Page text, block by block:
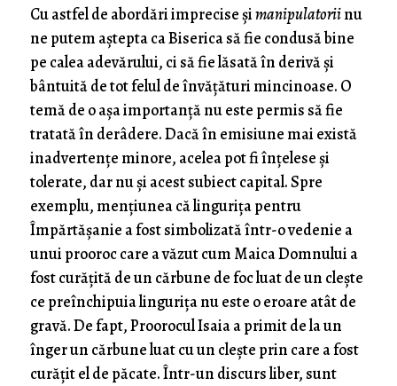
Cu astfel de abordări imprecise șimanipulatoriinu
ne putem aștepta ca Biserica să fie condusă bine
pe calea adevărului, ci să fie lăsată în derivă și
bântuită de tot felul de învățături mincinoase. O
temă de o așa importanță nu este permis să fie
tratată în derâdere. Dacă în emisiune mai există
inadvertențe minore, acelea pot fi înțelese și
tolerate, dar nu și acest subiect capital. Spre
exemplu, mențiunea că lingurița pentru
Împărtășanie a fost simbolizată într-o vedenie a
unui prooroc care a văzut cum Maica Domnului a
fost curățită de un cărbune de foc luat de un clește
ce preînchipuia lingurița nu este o eroare atât de
gravă. De fapt, Proorocul Isaia a primit de la un
înger un cărbune luat cu un clește prin care a fost
curățit el de păcate. Într-un discurs liber, sunt